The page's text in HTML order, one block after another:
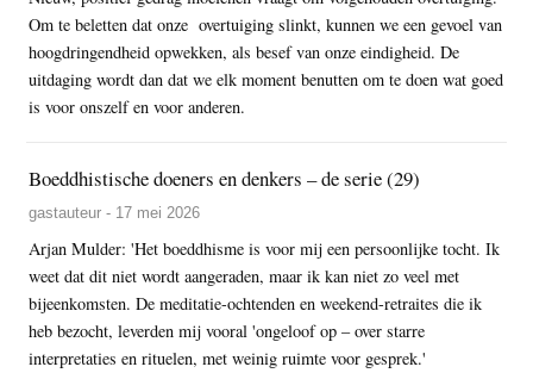
Om te beletten dat onze overtuiging slinkt, kunnen we een gevoel van
hoogdringendheid opwekken, als besef van onze eindigheid. De
uitdaging wordt dan dat we elk moment benutten om te doen wat goed
is voor onszelf en voor anderen.
Boeddhistische doeners en denkers – de serie (29)
gastauteur - 17 mei 2026
Arjan Mulder: 'Het boeddhisme is voor mij een persoonlijke tocht. Ik
weet dat dit niet wordt aangeraden, maar ik kan niet zo veel met
bijeenkomsten. De meditatie-ochtenden en weekend-retraites die ik
heb bezocht, leverden mij vooral 'ongeloof op – over starre
interpretaties en rituelen, met weinig ruimte voor gesprek.'